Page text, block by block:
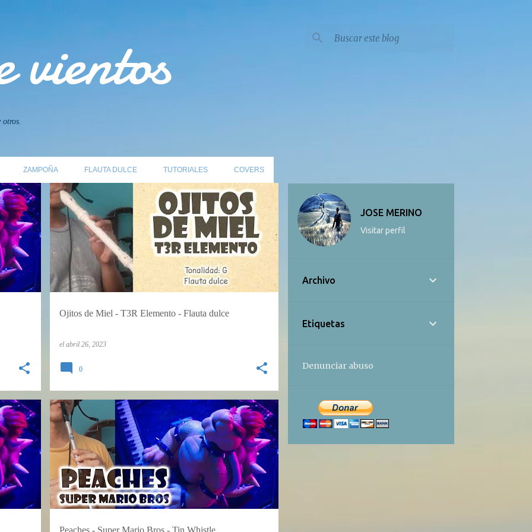
vientos
ZAMPOÑA FLAUTA DULCE TUTORIALES COVERS
Ojitos de Miel - T3R Elemento - Flauta dulce
el abril 26, 2023
FLAUTA DULCE
0
Peaches - Super Mario Bros - Tin Whistle
TABLATURAS TIN WHISTLE
JOSE MERINO
Visitar perfil
Archivo
Etiquetas
Denunciar abuso